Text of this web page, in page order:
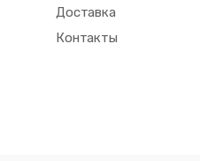
Доставка
Контакты